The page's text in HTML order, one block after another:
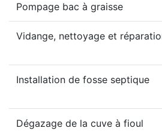
Pompage bac à graisse
Vidange, nettoyage et
Installation de fosse septique
Dégazage de la cuve à fioul